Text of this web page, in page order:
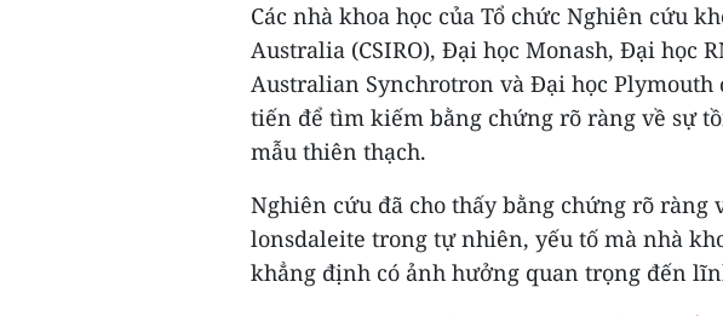
Các nhà khoa học của Tổ chức Nghiên cứu
Australia (CSIRO), Đại học Monash, Đại học
Australian Synchrotron và Đại học
tiến để tìm kiếm bằng chứng rõ ràng về sự
mẫu thiên thạch.
Nghiên cứu đã cho thấy bằng chứng rõ ràng
lonsdaleite trong tự nhiên, yếu tố mà nhà
khẳng định có ảnh hưởng quan trọng đến